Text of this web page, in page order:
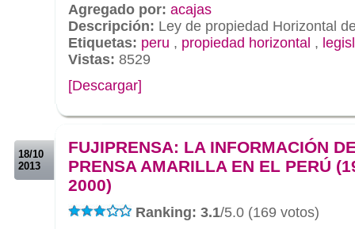
Agregado por: acajas
Descripción: Ley de propiedad Horizontal
Etiquetas: peru , propiedad horizontal ,
Vistas: 8529
[Descargar]
18/10
2013
FUJIPRENSA: LA INFORMACIÓN
PRENSA AMARILLA EN EL PERÚ
2000)
Ranking: 3.1/5.0 (169 votos)